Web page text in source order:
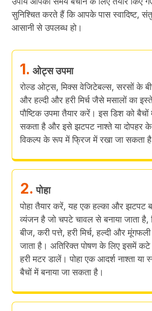
सुनिश्चित करते हैं कि आपके पास स्वादिष्ट,
आसानी से उपलब्ध हो।
1. ओट्स उपमा
रोल्ड ओट्स, मिक्स वेजिटेबल्स, सरसों के
और हल्दी और हरी मिर्च जैसे मसालों का
पौष्टिक उपमा तैयार करें। इस डिश को बैचों
सकता है और इसे झटपट नाश्ते या दोपहर
विकल्प के रूप में फ्रिज में रखा जा सकता
2. पोहा
पोहा तैयार करें, यह एक हल्का और झटपट
व्यंजन है जो चपटे चावल से बनाया जाता
बीज, करी पत्ते, हरी मिर्च, हल्दी और
जाता है। अतिरिक्त पोषण के लिए इसमें
हरी मटर डालें। पोहा एक आदर्श नाश्ता या
बैचों में बनाया जा सकता है।